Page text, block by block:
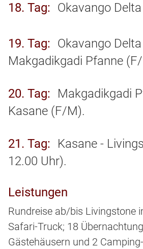
18. Tag Okavango
19. Tag
Okavango
Makgadikgadi Pfanne
20. Tag
Makgadikgadi
Kasane (F/M).
21. Tag
Kasane -
12.00 Uhr).
Leistungen
Rundreise ab/bis Livingstone
Safari-Truck; 18
Gästehäusern und 2